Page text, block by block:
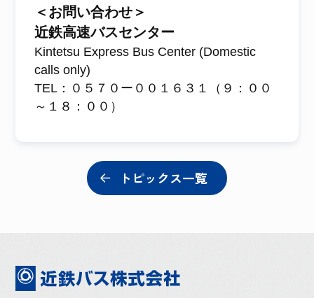
＜お問い合わせ＞
近鉄高速バスセンター
Kintetsu Express Bus Center (Domestic
calls only)
TEL：０５７０ー００１６３１（９：００
～１８：００）
トピックス一覧